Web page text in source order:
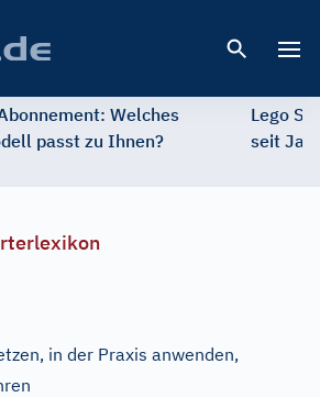
Welches
passt zu Ihnen?
Lego
seit
in der Praxis anwenden,